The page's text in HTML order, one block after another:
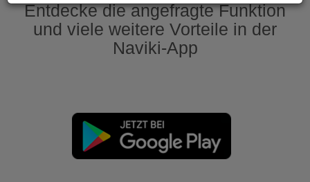
Entdecke die angefragte Funktion
und viele weitere Vorteile in der
Naviki-App